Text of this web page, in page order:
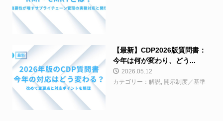
【最新】CDP2026版質問書：
今年は何が変わり、どう...
2026.05.12
カテゴリー：解説, 開示制度／基準